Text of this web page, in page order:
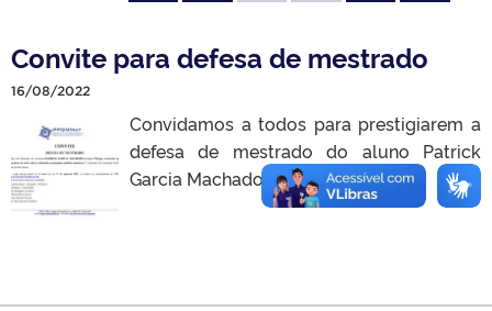
Convite para defesa de mestrado
16/08/2022
Convidamos a todos para prestigiarem a
defesa de mestrado do aluno Patrick
Garcia Machado.